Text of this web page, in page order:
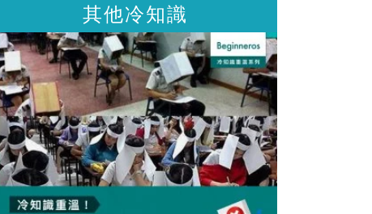
其他冷知識